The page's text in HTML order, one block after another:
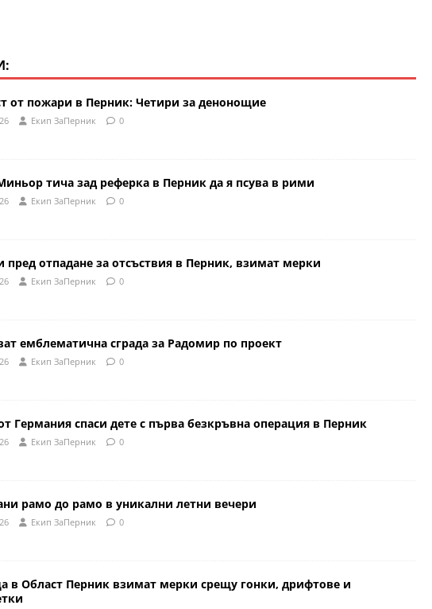
от пожари в Перник: Четири за денонощие
Eкип ЗаПерник 0
тича зад реферка в Перник да я псува в рими
Eкип ЗаПерник 0
пред отпадане за отсъствия в Перник, взимат мерки
Eкип ЗаПерник 0
емблематична сграда за Радомир по проект
Eкип ЗаПерник 0
Германия спаси дете с първа безкръвна операция в Перник
Eкип ЗаПерник 0
рамо до рамо в уникални летни вечери
Eкип ЗаПерник 0
в Област Перник взимат мерки срещу гонки, дрифтове и